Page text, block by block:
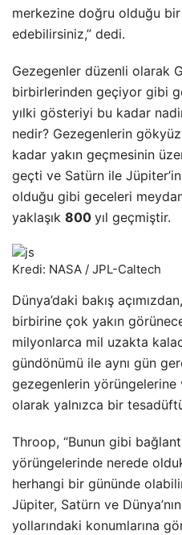
merkezine doğru olduğu
edebilirsiniz,” dedi.
Gezegenler düzenli olarak
birbirlerinden geçiyor gibi
yılki gösteriyi bu kadar
nedir? Gezegenlerin
kadar yakın geçmesinin
geçti ve Satürn ile Jüpiter’in
olduğu gibi geceleri
yaklaşık 800 yıl geçmiştir.
Kredi: NASA / JPL-Caltech
Dünya’daki bakış
birbirine çok yakın
milyonlarca mil uzakta
gündönümü ile aynı gün
gezegenlerin yörüngelerine
olarak yalnızca bir
Throop, “Bunun gibi
yörüngelerinde nerede
herhangi bir gününde
Jüpiter, Satürn ve
yollarındaki konumlarına